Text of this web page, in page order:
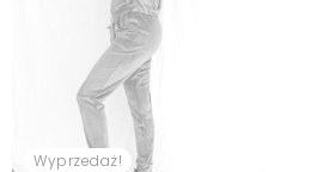
Wyprzedaż!